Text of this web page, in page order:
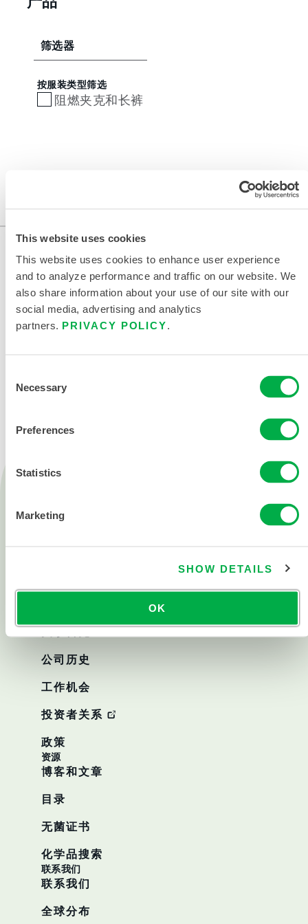
This website uses cookies
This website uses cookies to enhance user experience
and to analyze performance and traffic on our website. We
also share information about your use of our site with our
social media, advertising and analytics
partners. PRIVACY POLICY.
Selection
Necessary
Preferences
Statistics
Marketing
SHOW DETAILS
OK
筛选器
按服装类型筛选
阻燃夹克和长裤
产品
化学防护
关于雷克兰
公司历史
工作机会
投资者关系
政策
资源
博客和文章
目录
无菌证书
化学品搜索
联系我们
联系我们
全球分布